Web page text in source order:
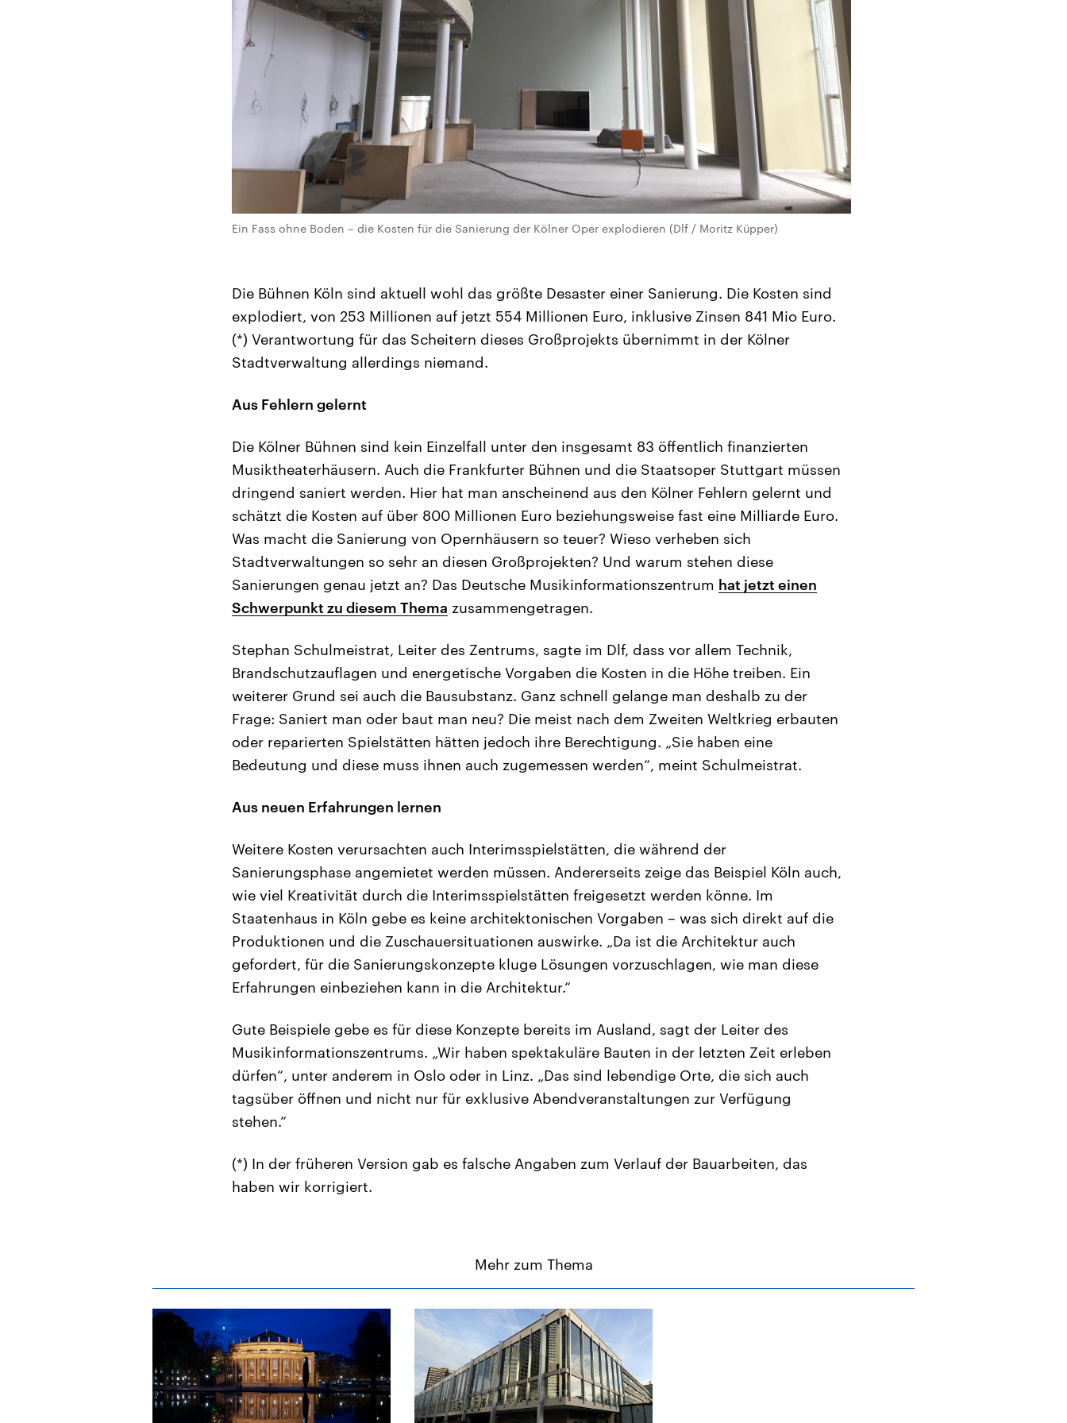
Ein Fass ohne Boden – die Kosten für die Sanierung der Kölner Oper explodieren (Dlf / Moritz Küpper)
Die Bühnen Köln sind aktuell wohl das größte Desaster einer Sanierung. Die Kosten sind
explodiert, von 253 Millionen auf jetzt 554 Millionen Euro, inklusive Zinsen 841 Mio Euro.
(*) Verantwortung für das Scheitern dieses Großprojekts übernimmt in der Kölner
Stadtverwaltung allerdings niemand.
Aus Fehlern gelernt
Die Kölner Bühnen sind kein Einzelfall unter den insgesamt 83 öffentlich finanzierten
Musiktheaterhäusern. Auch die Frankfurter Bühnen und die Staatsoper Stuttgart müssen
dringend saniert werden. Hier hat man anscheinend aus den Kölner Fehlern gelernt und
schätzt die Kosten auf über 800 Millionen Euro beziehungsweise fast eine Milliarde Euro.
Was macht die Sanierung von Opernhäusern so teuer? Wieso verheben sich
Stadtverwaltungen so sehr an diesen Großprojekten? Und warum stehen diese
Sanierungen genau jetzt an? Das Deutsche Musikinformationszentrum hat jetzt einen
Schwerpunkt zu diesem Thema zusammengetragen.
Stephan Schulmeistrat, Leiter des Zentrums, sagte im Dlf, dass vor allem Technik,
Brandschutzauflagen und energetische Vorgaben die Kosten in die Höhe treiben. Ein
weiterer Grund sei auch die Bausubstanz. Ganz schnell gelange man deshalb zu der
Frage: Saniert man oder baut man neu? Die meist nach dem Zweiten Weltkrieg erbauten
oder reparierten Spielstätten hätten jedoch ihre Berechtigung. „Sie haben eine
Bedeutung und diese muss ihnen auch zugemessen werden“, meint Schulmeistrat.
Aus neuen Erfahrungen lernen
Weitere Kosten verursachten auch Interimsspielstätten, die während der
Sanierungsphase angemietet werden müssen. Andererseits zeige das Beispiel Köln auch,
wie viel Kreativität durch die Interimsspielstätten freigesetzt werden könne. Im
Staatenhaus in Köln gebe es keine architektonischen Vorgaben – was sich direkt auf die
Produktionen und die Zuschauersituationen auswirke. „Da ist die Architektur auch
gefordert, für die Sanierungskonzepte kluge Lösungen vorzuschlagen, wie man diese
Erfahrungen einbeziehen kann in die Architektur.“
Gute Beispiele gebe es für diese Konzepte bereits im Ausland, sagt der Leiter des
Musikinformationszentrums. „Wir haben spektakuläre Bauten in der letzten Zeit erleben
dürfen“, unter anderem in Oslo oder in Linz. „Das sind lebendige Orte, die sich auch
tagsüber öffnen und nicht nur für exklusive Abendveranstaltungen zur Verfügung
stehen.“
(*) In der früheren Version gab es falsche Angaben zum Verlauf der Bauarbeiten, das
haben wir korrigiert.
Mehr zum Thema